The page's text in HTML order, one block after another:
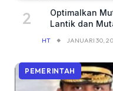
Optimalkan
Lantik dan
HT JANUARI 30,
PEMERINTAH